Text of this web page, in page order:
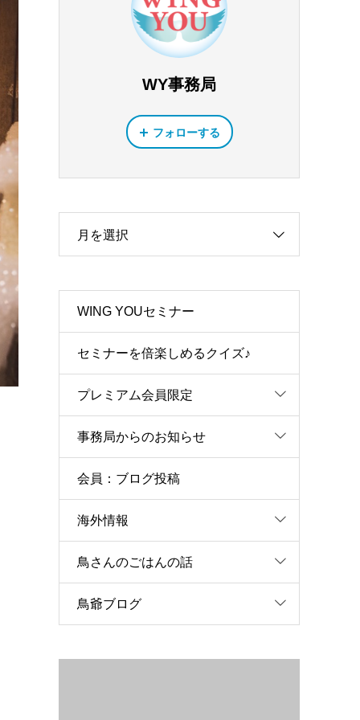
WY事務局
フォローする
月を選択
WING YOUセミナー
セミナーを倍楽しめるクイズ♪
プレミアム会員限定
事務局からのお知らせ
会員：ブログ投稿
海外情報
鳥さんのごはんの話
鳥爺ブログ